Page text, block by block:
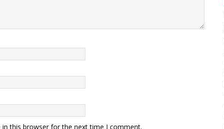
this browser for the next time I comment.